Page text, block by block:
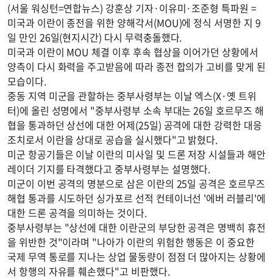
(서울 워싱턴=연합뉴스) 강훈상 기자·이유미·조준형 특파원 =
미국과 이란이 종전을 위한 양해각서(MOU)에 정식 서명한 지 9
일 만인 26일(현지시간) 다시 무력충돌했다.
미국과 이란이 MOU 체결 이후 후속 협상을 이어가던 상황에서
양측이 다시 화력을 주고받음에 따라 종전 합의가 고비를 맞게 된
모습이다.
중동 지역 미군을 관할하는 중부사령부는 이날 엑스(X·옛 트위
터)에 올린 성명에서 "중부사령부 소속 부대는 26일 호르무즈 해
협을 통과하던 상선에 대한 어제(25일) 공격에 대한 강력한 대응
조치로서 이란을 상대로 공습을 실시했다"고 밝혔다.
미군 항공기들은 이날 이란의 미사일 및 드론 저장 시설들과 해안
레이더 기지를 타격했다고 중부사령부는 설명했다.
미군이 이번 공격의 명분으로 삼은 이란의 25일 공격은 호르무즈
해협 통과를 시도하던 싱가포르 선적 컨테이너선 '에버 러블리'에
대한 드론 공격을 의미하는 것이다.
중부사령부는 "상선에 대한 이란군의 부당한 공격은 명백히 휴전
을 위반한 것"이라며 "나아가 이란의 위험한 행동은 이 중요한
국제 무역 통로를 지나는 상업 물동량이 점점 더 많아지는 상황에
서 항행의 자유를 훼손했다"고 비판했다.